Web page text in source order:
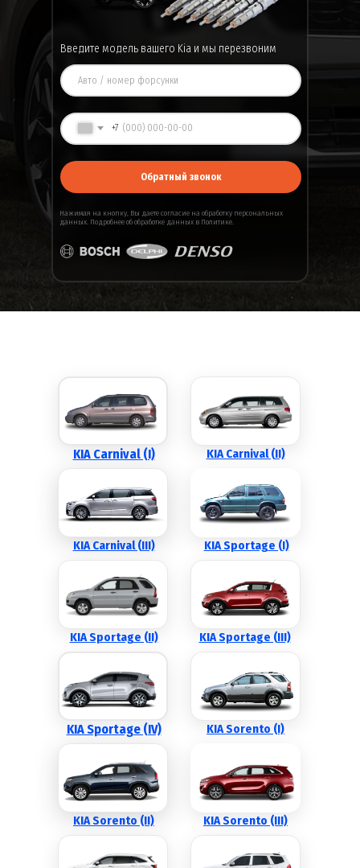
+7
Обратный звонок
Введите модель вашего Kia и мы перезвоним
Нажимая на кнопку, Вы даетесогласие на обработку персональных
данных. Подробнее об обработке данных в Политике.
KIA Carnival (II)
KIA Sorento (I)
KIA Carnival (III)
KIA Sorento (II)
KIA Sportage (I)
KIA Sorento (III)
KIA Sportage (II) KIA Sportage (III)
KIA Carnival (I)
KIA Sportage (IV)